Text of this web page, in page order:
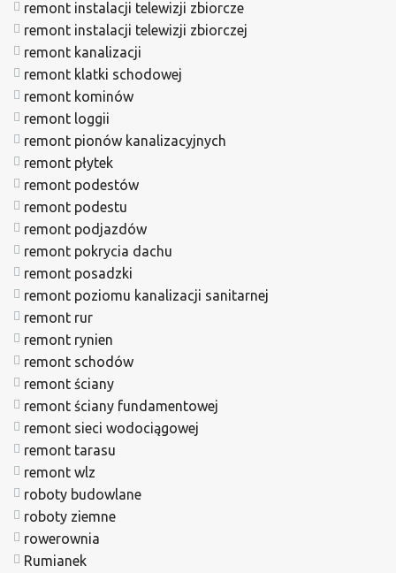
remont instalacji telewizji zbiorcze
remont instalacji telewizji zbiorczej
remont kanalizacji
remont klatki schodowej
remont kominów
remont loggii
remont pionów kanalizacyjnych
remont płytek
remont podestów
remont podestu
remont podjazdów
remont pokrycia dachu
remont posadzki
remont poziomu kanalizacji sanitarnej
remont rur
remont rynien
remont schodów
remont ściany
remont ściany fundamentowej
remont sieci wodociągowej
remont tarasu
remont wlz
roboty budowlane
roboty ziemne
rowerownia
Rumianek